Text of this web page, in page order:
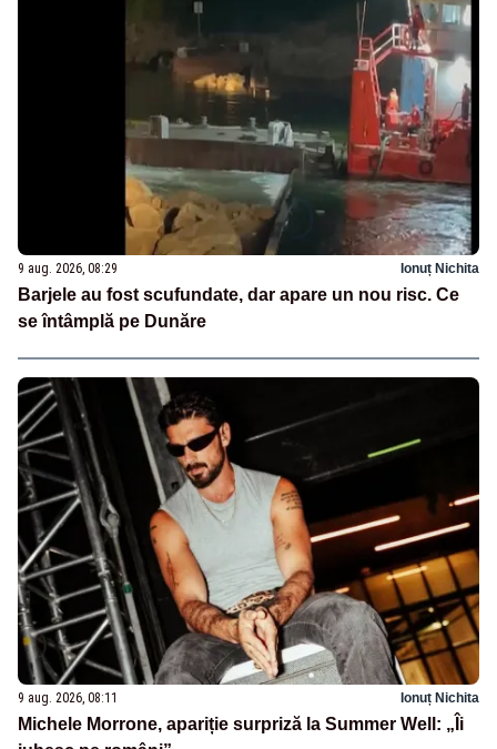
9 aug. 2026, 08:29 Ionuț Nichita
Barjele au fost scufundate, dar apare un nou risc. Ce
se întâmplă pe Dunăre
9 aug. 2026, 08:11 Ionuț Nichita
Michele Morrone, apariție surpriză la Summer Well: „Îi